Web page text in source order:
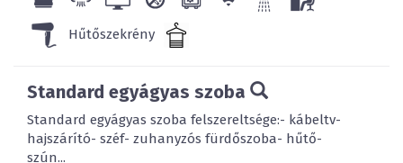
Hűtőszekrény
Standard egyágyas szoba
Standard egyágyas szoba felszereltsége:- kábeltv-
hajszárító- széf- zuhanyzós fürdőszoba- hűtő-
szún...